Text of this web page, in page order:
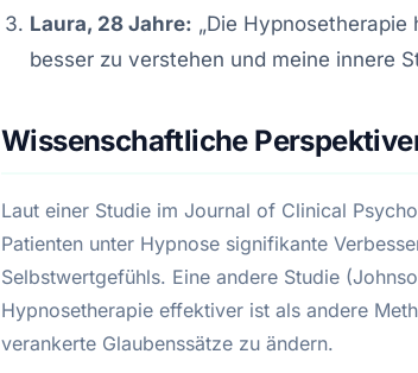
Laura, 28 Jahre: „Die
besser zu verstehen und meine innere
Wissenschaftliche
Laut einer Studie im Journal of Clinical
Patienten unter Hypnose signifikante
Selbstwertgefühls. Eine andere Studie
Hypnosetherapie effektiver ist als andere
verankerte Glaubenssätze zu ändern.